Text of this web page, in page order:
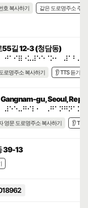
호 복사하기
같은 도로명주소 주
55길 12-3 (청담동)
로명주소 복사하기 👂 TTS 듣기
gu, Seoul,
영문 도로명주소 복사하기 👂 TTS
39-13